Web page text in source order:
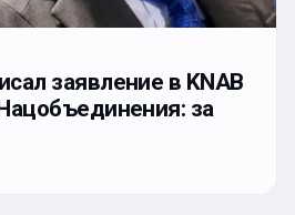
заявление в KNAB
за